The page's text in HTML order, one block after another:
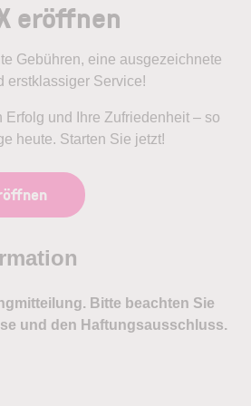
eröffnen
Gebühren, eine ausgezeichnete
erstklassiger Service!
Erfolg und Ihre Zufriedenheit – so
heute. Starten Sie jetzt!